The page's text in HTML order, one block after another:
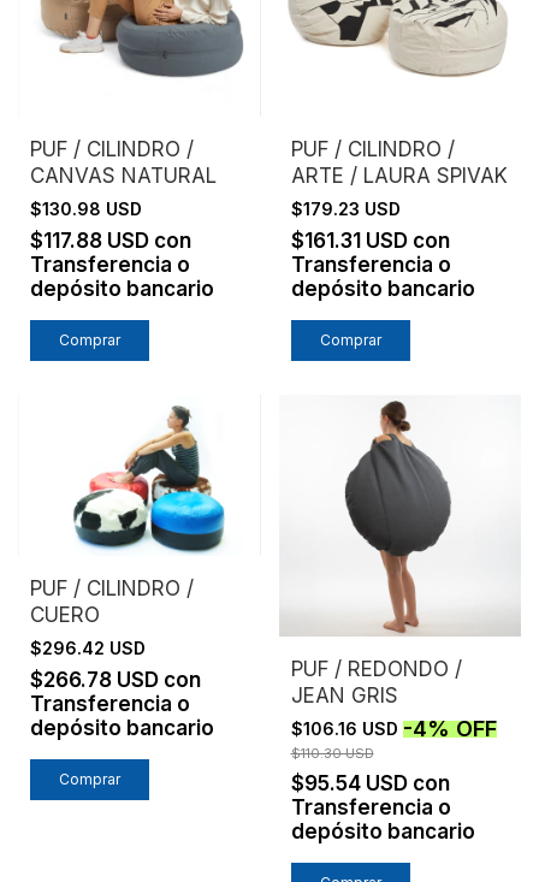
PUF / CILINDRO /
CANVAS NATURAL
$130.98 USD
$117.88 USD con
Transferencia o
depósito bancario
PUF / CILINDRO /
ARTE / LAURA SPIVAK
$179.23 USD
$161.31 USD con
Transferencia o
depósito bancario
PUF / CILINDRO /
CUERO
$296.42 USD
$266.78 USD con
Transferencia o
depósito bancario
PUF / REDONDO /
JEAN GRIS
$106.16 USD -4%OFF
$110.30 USD
$95.54 USD con
Transferencia o
depósito bancario